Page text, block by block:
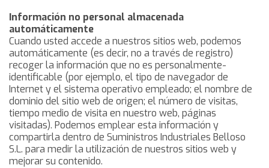
Información no personal almacenada
automáticamente
Cuando usted accede a nuestros sitios web, podemos
automáticamente (es decir, no a través de registro)
recoger la información que no es personalmente-
identificable (por ejemplo, el tipo de navegador de
Internet y el sistema operativo empleado; el nombre de
dominio del sitio web de origen; el número de visitas,
tiempo medio de visita en nuestro web, páginas
visitadas). Podemos emplear esta información y
compartirla dentro de Suministros Industriales Belloso
S.L. para medir la utilización de nuestros sitios web y
mejorar su contenido.